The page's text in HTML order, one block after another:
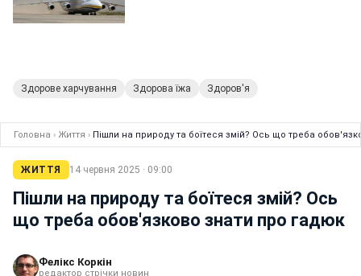
Здорове харчування Здорова їжа Здоров'я
Головна › Життя › Пішли на природу та боїтеся змій? Ось що треба
ЖИТТЯ 14 червня 2025 · 09:00
Пішли на природу та боїтеся змій? Ось
що треба обов'язково знати про гадюк
Фелікс Коркін
редактор стрічки новин